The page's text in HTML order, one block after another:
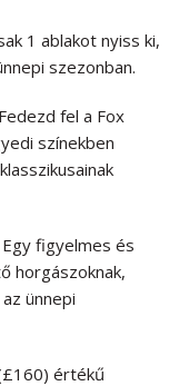
1 ablakot nyiss ki,
szezonban.
fel a Fox
színekben
figyelmes és
horgászoknak,
ünnepi
értékű